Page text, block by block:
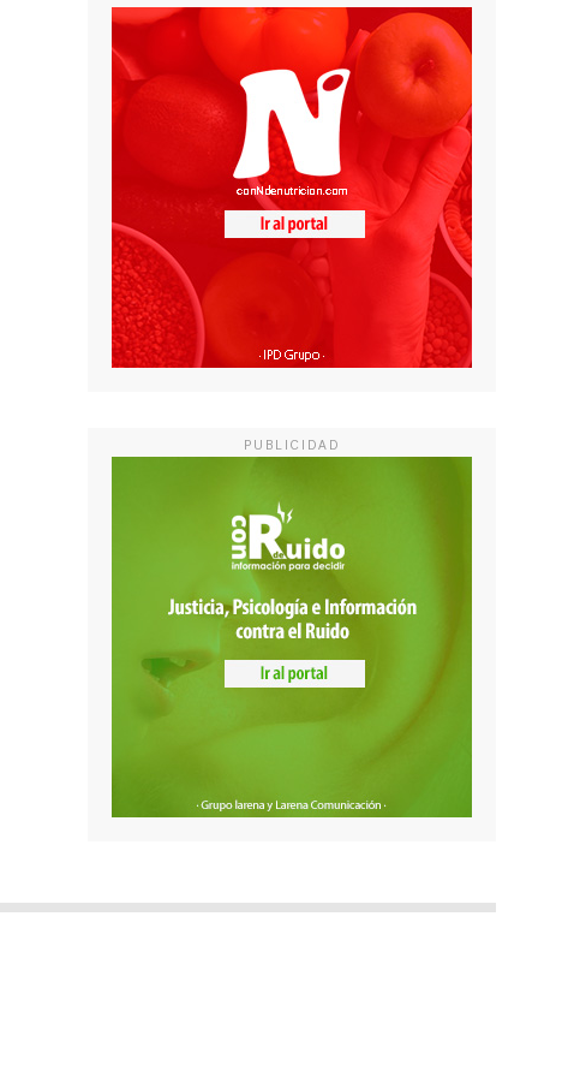
PUBLICIDAD